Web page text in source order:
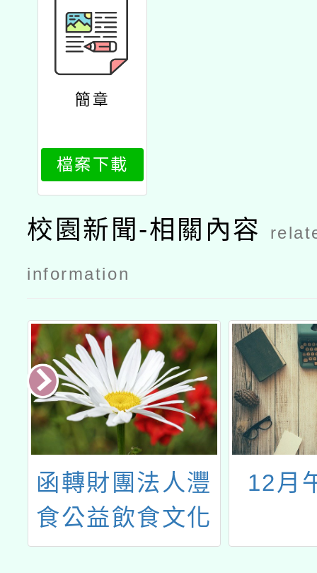
簡章
檔案下載
校園新聞-相關內容
information
函轉財團法人灃
食公益飲食文化
教育基金會舉辦
12月